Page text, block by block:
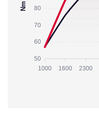
80
70
60
50
Nm
1000 1600 2300